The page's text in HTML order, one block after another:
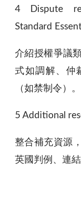
4 Dispute
Standard
介紹授權爭議
式如調解、仲
（如禁制令）
5 Additional
整合補充資源
英國判例、連